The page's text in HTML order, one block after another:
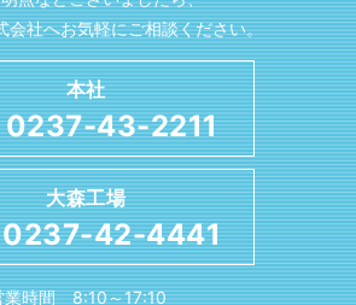
会社へお気軽にご相談ください。
本社
0237-43-2211
大森工場
0237-42-4441
業時間 8:10～17:10